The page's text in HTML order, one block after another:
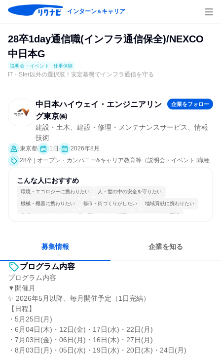
インターン＆キャリア
28卒1day通信職(インフラ通信保全)/NEXCO
中日本G
説明会・イベント 仕事体験
IT・SIer以外の選択肢！安定基盤でインフラ通信を守る
中日本ハイウェイ・エンジニアリン
グ東京㈱
企業をフォロー
建設・土木、建設・修理・メンテナンスサービス、情報
技術
東京都 1日
2026年8月
28卒 | オープン・カンパニー&キャリア教育等（説明会・イベント [職種
究]、仕事体験）
こんな人におすすめ
環境・エコロジーに携わりたい 人・世の中の安全を守りたい
機械・機器に携わりたい 都市・街づくりがしたい 地域貢献に携わりたい
分析・リサーチしたい 常に新しいものに挑戦 チームワークを重視
募集情報 企業を知る
プログラム内容
プログラム内容
▼開催月
✨ 2026年5月以降、毎月開催予定（1日完結）
【日程】
・5月25日(月)
・6月04日(木)・12日(金)・17日(水)・22日(月)
・7月03日(金)・06日(月)・16日(木)・27日(月)
・8月03日(月)・05日(水)・19日(水)・20日(木)・24日(月)